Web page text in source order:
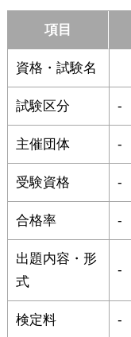
項目
資格・試験名
試験区分 -
主催団体 -
受験資格 -
合格率 -
出題内容・形
式
-
検定料 -